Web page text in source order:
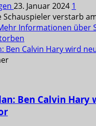
23. Januar 2024 1
verstarb
Informationen über
Ben Calvin Hary wird
Ben Calvin Hary